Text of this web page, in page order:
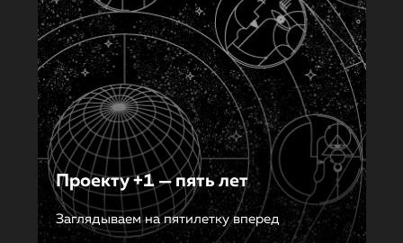
Проекту +1 — пять лет
Заглядываем на пятилетку вперед